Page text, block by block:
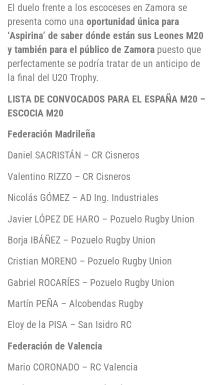
El duelo frente a los escoceses en Zamora se
presenta como una oportunidad única para
‘Aspirina’ de saber dónde están sus Leones M20
y también para el público de Zamora puesto que
perfectamente se podría tratar de un anticipo de
la final del U20 Trophy.
LISTA DE CONVOCADOS PARA EL ESPAÑA M20 –
ESCOCIA M20
Federación Madrileña
Daniel SACRISTÁN – CR Cisneros
Valentino RIZZO – CR Cisneros
Nicolás GÓMEZ – AD Ing. Industriales
Javier LÓPEZ DE HARO – Pozuelo Rugby Union
Borja IBÁÑEZ – Pozuelo Rugby Union
Cristian MORENO – Pozuelo Rugby Union
Gabriel ROCARÍES – Pozuelo Rugby Union
Martín PEÑA – Alcobendas Rugby
Eloy de la PISA – San Isidro RC
Federación de Valencia
Mario CORONADO – RC Valencia